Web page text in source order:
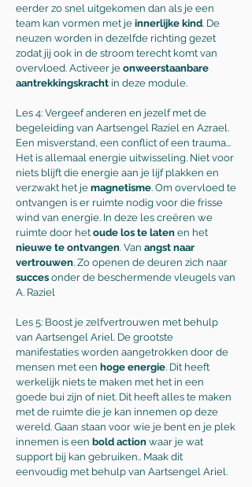
eerder zo snel uitgekomen dan als je een
team kan vormen met je innerlijke kind. De
neuzen worden in dezelfde richting gezet
zodat jij ook in de stroom terecht komt van
overvloed. Activeer je onweerstaanbare
aantrekkingskracht in deze module.
Les 4: Vergeef anderen en jezelf met de
begeleiding van Aartsengel Raziel en Azrael.
Een misverstand, een conflict of een trauma...
Het is allemaal energie uitwisseling. Niet voor
niets blijft die energie aan je lijf plakken en
verzwakt het je magnetisme. Om overvloed te
ontvangen is er ruimte nodig voor die frisse
wind van energie. In deze les creëren we
ruimte door het oude los te laten en het
nieuwe te ontvangen. Van angst naar
vertrouwen. Zo openen de deuren zich naar
succes onder de beschermende vleugels van
A. Raziel
Les 5: Boost je zelfvertrouwen met behulp
van Aartsengel Ariel. De grootste
manifestaties worden aangetrokken door de
mensen met een hoge energie. Dit heeft
werkelijk niets te maken met het in een
goede bui zijn of niet. Dit heeft alles te maken
met de ruimte die je kan innemen op deze
wereld. Gaan staan voor wie je bent en je plek
innemen is een bold action waar je wat
support bij kan gebruiken.. Maak dit
eenvoudig met behulp van Aartsengel Ariel.